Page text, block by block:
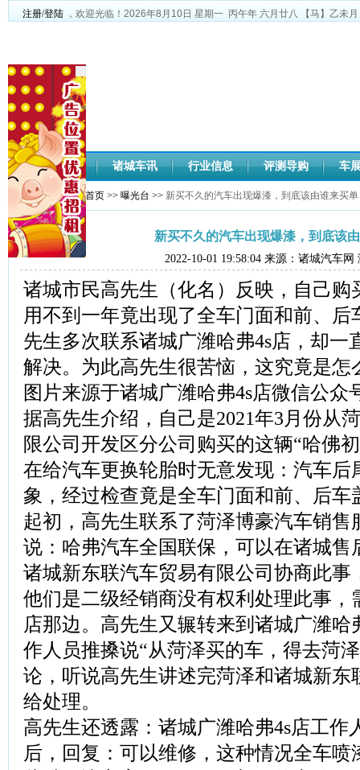
注册/登陆 ，欢迎光临！ 2026年8月10日 星期一 丙午年 六月廿八 【马】乙未
网站首页 诸城车讯 行业信息 评测导购 车
您当前位置：网站首页 >> 曝光台 >> 新买不久的汽车出现爆漆，到底该由谁来买
新买不久的汽车出现爆漆，到底该
2022-10-01 19:58:04 来源：诸城汽车网
诸城市民高先生（化名）反映，自己购
用不到一年竟出现了全车门面和前、
先生多次联系诸城广潍哈弗4s店，却一
解决。为此高先生很苦恼，这究竟是怎
图片来源于诸城广潍哈弗4s店微信公众
据高先生介绍，自己是2021年3月份从
限公司开发区分公司购买的这辆“哈佛
在给汽车更换轮胎时无意发现：汽车后
象，经过检查竟是全车门面和前、后车
起初，高先生联系了菏泽博豪汽车销售
说：哈弗汽车全国联保，可以在诸城售
诸城新东联汽车贸易有限公司协商此事
他们是二级经销商没有权利处理此事，
店那边。高先生又辗转来到诸城广潍哈
作人员推搡说“从菏泽买的车，得去菏
论，听说高先生讲述完菏泽和诸城新东
给处理。
高先生还透露：诸城广潍哈弗4s店工作
后，回复：可以维修，这种情况全车